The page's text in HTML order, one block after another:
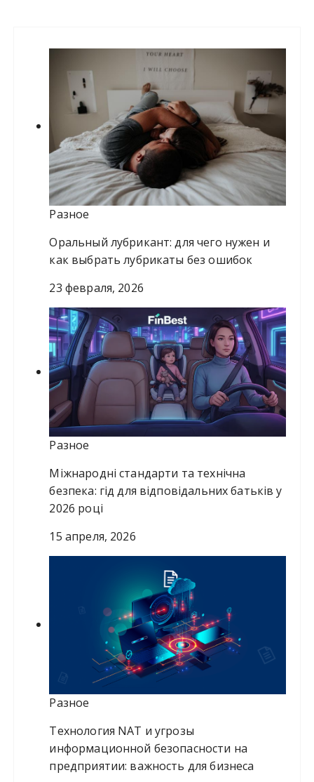
Разное
Оральный лубрикант: для чего нужен и
как выбрать лубрикаты без ошибок
23 февраля, 2026
Разное
Міжнародні стандарти та технічна
безпека: гід для відповідальних батьків у
2026 році
15 апреля, 2026
Разное
Технология NAT и угрозы
информационной безопасности на
предприятии: важность для бизнеса